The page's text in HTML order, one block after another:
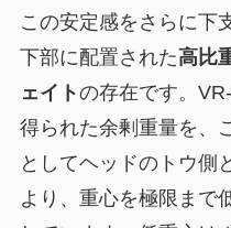
この安定感をさらに下
下部に配置された高比
ェイトの存在です。
得られた余剰重量を、
としてヘッドのトウ側
より、重心を極限まで